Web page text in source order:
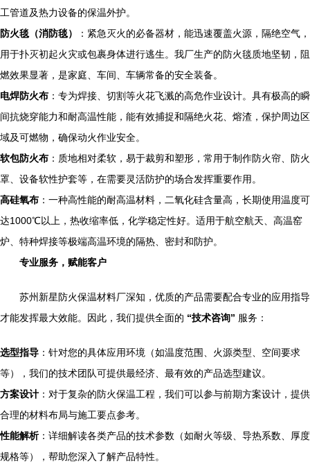
工管道及热力设备的保温外护。
防火毯（消防毯）
：紧急灭火的必备器材，能迅速覆盖火源，隔绝空气，
用于扑灭初起火灾或包裹身体进行逃生。我厂生产的防火毯质地坚韧，阻
燃效果显著，是家庭、车间、车辆常备的安全装备。
电焊防火布 ：专为焊接、切割等火花飞溅的高危作业设计。具有极高的瞬
间抗烧穿能力和耐高温性能，能有效捕捉和隔绝火花、熔渣，保护周边区
域及可燃物，确保动火作业安全。
软包防火布 ：质地相对柔软，易于裁剪和塑形，常用于制作防火帘、防火
罩、设备软性护套等，在需要灵活防护的场合发挥重要作用。
高硅氧布 ：一种高性能的耐高温材料，二氧化硅含量高，长期使用温度可
达1000℃以上，热收缩率低，化学稳定性好。适用于航空航天、高温窑
炉、特种焊接等极端高温环境的隔热、密封和防护。
专业服务，赋能客户
苏州新星防火保温材料厂深知，优质的产品需要配合专业的应用指导
才能发挥最大效能。因此，我们提供全面的 “技术咨询” 服务：
选型指导 ：针对您的具体应用环境（如温度范围、火源类型、空间要求
等），我们的技术团队可提供最经济、最有效的产品选型建议。
方案设计 ：对于复杂的防火保温工程，我们可以参与前期方案设计，提供
合理的材料布局与施工要点参考。
性能解析：详细解读各类产品的技术参数（如耐火等级、导热系数、厚度
规格等），帮助您深入了解产品特性。